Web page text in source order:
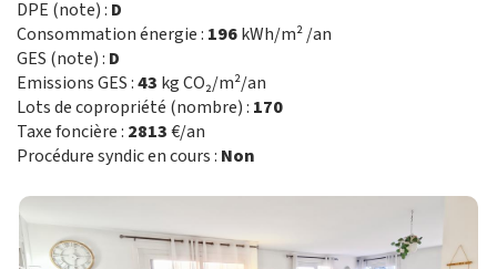
DPE (note) : D
Consommation énergie : 196kWh/m² /an
GES (note) : D
Emissions GES :43 kg CO₂/m²/an
Lots de copropriété (nombre) : 170
Taxe foncière : 2813€/an
Procédure syndic en cours : Non